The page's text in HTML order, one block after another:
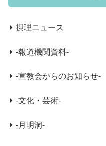
摂理ニュース
-報道機関資料-
-宣教会からのお知らせ-
-文化・芸術-
-月明洞-